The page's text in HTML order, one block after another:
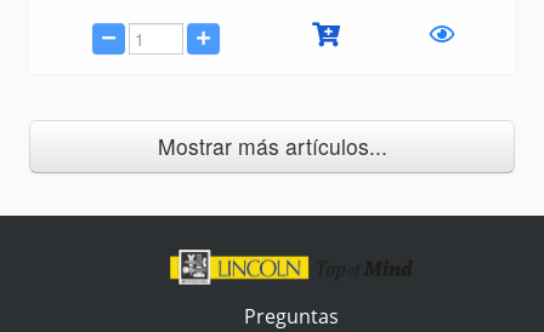
Mostrar más artículos...
Preguntas